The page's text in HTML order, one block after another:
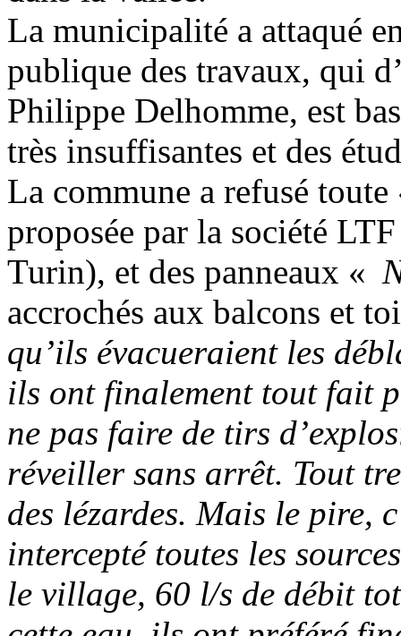
La municipalité a attaqué
publique des travaux, qui
Philippe Delhomme, est
très insuffisantes et des
La commune a refusé
proposée par la société
Turin), et des panneaux «
accrochés aux balcons et
qu’ils évacueraient les
ils ont finalement tout fait
ne pas faire de tirs
réveiller sans arrêt. Tout
des lézardes. Mais le pire,
intercepté toutes les
le village, 60 l/s de débit